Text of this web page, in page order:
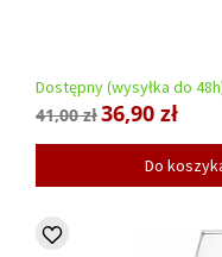
Dostępny (wysyłka do
41,00 zł36,90 zł
Do